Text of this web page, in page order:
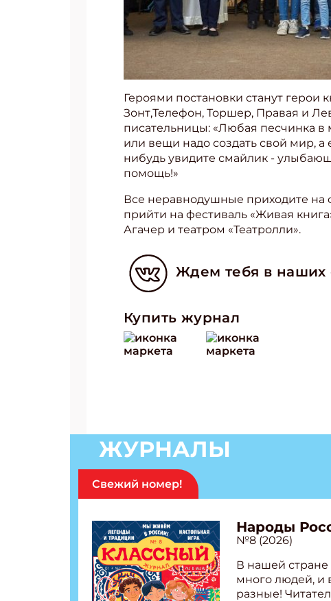
Героями постановки станут герои
Зонт,Телефон, Торшер, Правая и
писательницы: «Любая песчинка в
или вещи надо создать свой мир,
нибудь увидите смайлик -
помощь!»
Все неравнодушные приходите на
прийти на фестиваль «Живая
Агачер и театром «Театролли».
Ждем тебя в наших
Купить журнал
ЖУРНАЛЫ
Свежий номер!
Народы
№8 (2026)
В нашей
много людей, и
разные!
Получи
Укажите
Укажите